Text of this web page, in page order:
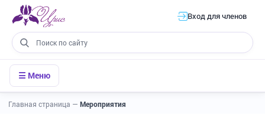
Вход для членов
☰ Меню
Главная страница — Мероприятия